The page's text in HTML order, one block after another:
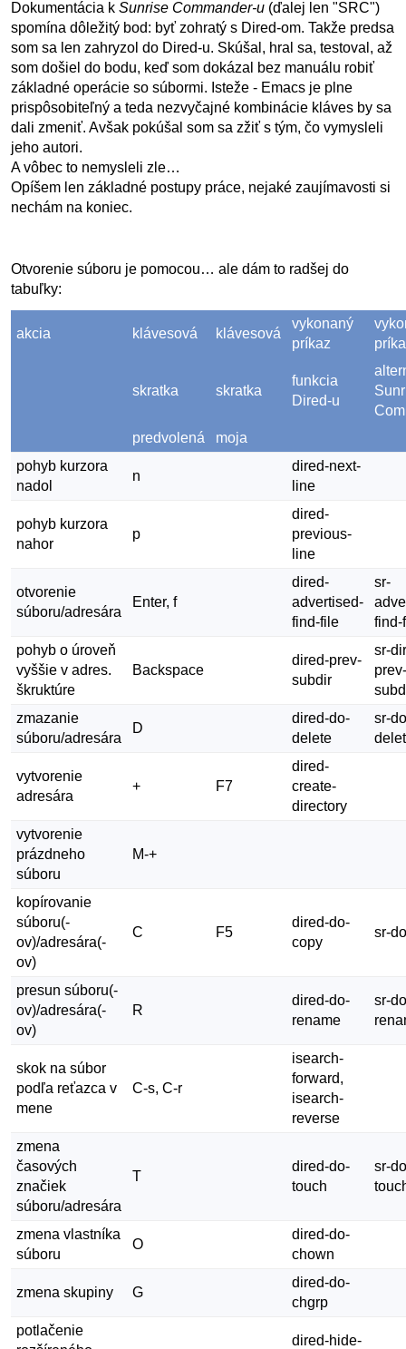
Dokumentácia k Sunrise Commander-u (ďalej len "SRC")
spomína dôležitý bod: byť zohratý s Dired-om. Takže predsa
som sa len zahryzol do Dired-u. Skúšal, hral sa, testoval, až
som došiel do bodu, keď som dokázal bez manuálu robiť
základné operácie so súbormi. Isteže - Emacs je plne
prispôsobiteľný a teda nezvyčajné kombinácie kláves by sa
dali zmeniť. Avšak pokúšal som sa zžiť s tým, čo vymysleli
jeho autori.
A vôbec to nemysleli zle…
Opíšem len základné postupy práce, nejaké zaujímavosti si
nechám na koniec.
Otvorenie súboru je pomocou… ale dám to radšej do
tabuľky:
akcia klávesová klávesová
vykonaný
príkaz
skratka skratka
funkcia
Dired-u
predvolená
moja
pohyb kurzora
nadol
n
dired-next-
line
pohyb kurzora
nahor
p
dired-
previous-
line
otvorenie
súboru/adresára
Enter, f
dired-
advertised-
find-file
sr-
find-
pohyb o úroveň
vyššie v adres.
škruktúre
Backspace
dired-prev-
subdir
sr-
prev-
zmazanie
súboru/adresára
D
dired-do-
delete
sr-
vytvorenie
adresára
+ F7
dired-
create-
directory
vytvorenie
prázdneho
súboru
M-+
kopírovanie
súboru(-
ov)/adresára(-
ov)
C F5
dired-do-
copy
sr-
presun súboru(-
ov)/adresára(-
ov)
R
dired-do-
rename
sr-
skok na súbor
podľa reťazca v
mene
C-s, C-r
isearch-
forward,
isearch-
reverse
zmena
časových
značiek
súboru/adresára
T
dired-do-
touch
sr-
zmena vlastníka
súboru
O
dired-do-
chown
zmena skupiny G
dired-do-
chgrp
potlačenie
dired-hide-